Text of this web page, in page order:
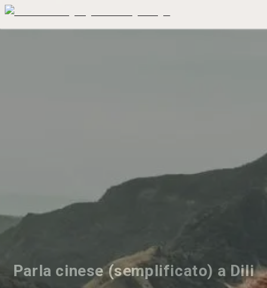
Parla cinese (semplificato) a Dili